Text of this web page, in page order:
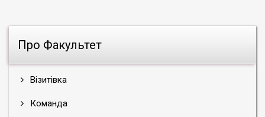
Про Факультет
Візитівка
Команда